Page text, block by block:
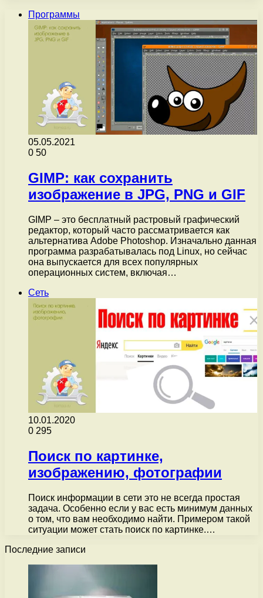
Программы
05.05.2021
0 50
GIMP: как сохранить
изображение в JPG, PNG и GIF
GIMP – это бесплатный растровый графический
редактор, который часто рассматривается как
альтернатива Adobe Photoshop. Изначально данная
программа разрабатывалась под Linux, но сейчас
она выпускается для всех популярных
операционных систем, включая…
Сеть
10.01.2020
0 295
Поиск по картинке,
изображению, фотографии
Поиск информации в сети это не всегда простая
задача. Особенно если у вас есть минимум данных
о том, что вам необходимо найти. Примером такой
ситуации может стать поиск по картинке.…
Последние записи